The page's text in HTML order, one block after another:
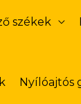
székek
Nyílóajtós